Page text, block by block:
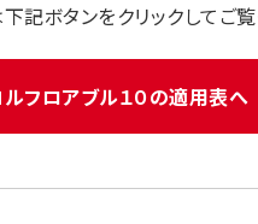
記ボタンをクリックしてご
フロアブル１０の適用表へ